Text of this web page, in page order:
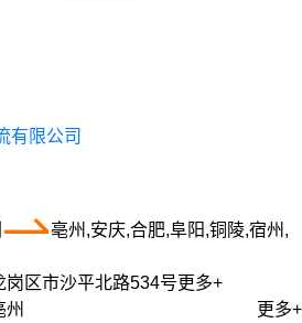
有限公司
亳州,安庆,合肥,阜阳,铜陵,宿州,
岗区市沙平北路534号更多+
州 更多+